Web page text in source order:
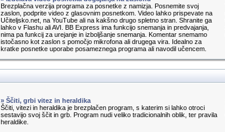
Brezplačna verzija programa za posnetke z namizja. Posnemite svoj
zaslon, podprite video z glasovnim posnetkom. Video lahko prispevate na
Učiteljsko.net, na YouTube ali na kakšno drugo spletno stran. Shranite ga
lahko v Flashu ali AVI. BB Express ima funkcijo snemanja in predvajanja,
nima pa funkcij za urejanje in izboljšanje snemanja. Komentar snemamo
istočasno kot zaslon s pomočjo mikrofona ali drugega vira. Idealno za
kratke posnetke uporabe posameznega programa ali navodil učencem.
» Ščiti, grbi vitez in heraldika
Ščiti, vitezi in heraldika je brezplačen program, s katerim si lahko otroci
sestavijo svoj ščit in grb. Program nudi veliko tradicionalnih oblik, ter pravila
heraldike.